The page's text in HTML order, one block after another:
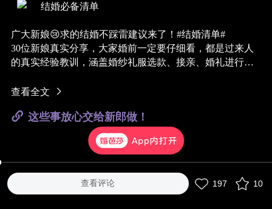
结婚必备清单
广大新娘😢求的结婚不踩雷建议来了！#结婚清单#
30位新娘真实分享，大家婚前一定要仔细看，都是过来人
的真实经验教训，涵盖婚纱礼服选款、接亲、婚礼进行
无论是自己定酒店婚庆还是选择一站式婚礼会所，这些细
哟！
查看全文
这些事放心交给新郎做！
查看评论 197 10